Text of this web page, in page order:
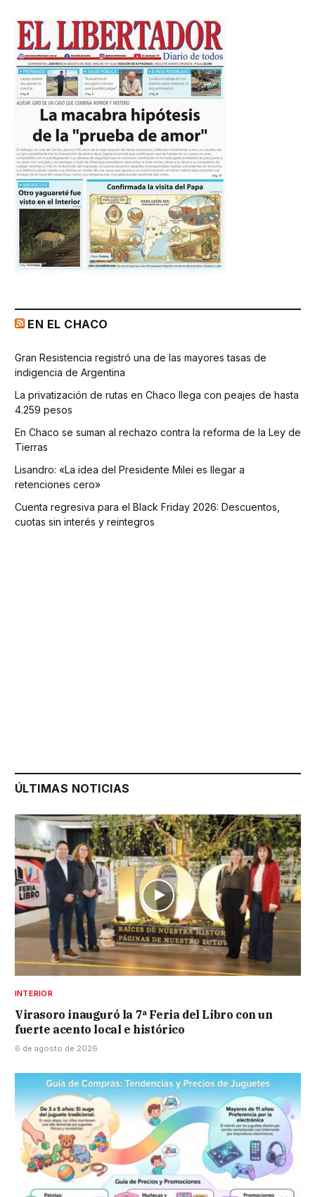
EN EL CHACO
Gran Resistencia registró una de las mayores tasas de
indigencia de Argentina
La privatización de rutas en Chaco llega con peajes de hasta
4.259 pesos
En Chaco se suman al rechazo contra la reforma de la Ley de
Tierras
Lisandro: «La idea del Presidente Milei es llegar a
retenciones cero»
Cuenta regresiva para el Black Friday 2026: Descuentos,
cuotas sin interés y reintegros
ÚLTIMAS NOTICIAS
INTERIOR
Virasoro inauguró la 7ª Feria del Libro con un
fuerte acento local e histórico
6 de agosto de 2026